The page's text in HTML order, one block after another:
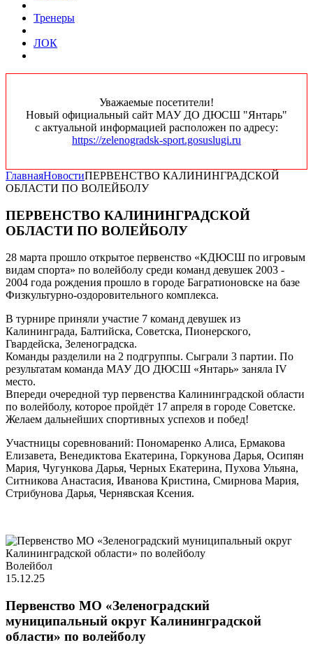
Тренеры
ЛОК
Уважаемые посетители!
Новый официальный сайт МАУ ДО ДЮСШ "Янтарь"
с актуальной информацией расположен по адресу:
https://zelenogradsk-sport.gosuslugi.ru
ГлавнаяНовостиПЕРВЕНСТВО КАЛИНИНГРАДСКОЙ
ОБЛАСТИ ПО ВОЛЕЙБОЛУ
ПЕРВЕНСТВО КАЛИНИНГРАДСКОЙ
ОБЛАСТИ ПО ВОЛЕЙБОЛУ
28 марта прошло открытое первенство «КДЮСШ по игровым
видам спорта» по волейболу среди команд девушек 2003 -
2004 года рождения прошло в городе Багратионовске на базе
Физкультурно-оздоровительного комплекса.
В турнире приняли участие 7 команд девушек из
Калининграда, Балтийска, Советска, Пионерского,
Гвардейска, Зеленоградска.
Команды разделили на 2 подгруппы. Сыграли 3 партии. По
результатам команда МАУ ДО ДЮСШ «Янтарь» заняла IV
место.
Впереди очередной тур первенства Калининградской области
по волейболу, которое пройдёт 17 апреля в городе Советске.
Желаем дальнейших спортивных успехов и побед!
Участницы соревнований: Пономаренко Алиса, Ермакова
Елизавета, Венедиктова Екатерина, Горкунова Дарья, Осипян
Мария, Чугункова Дарья, Черных Екатерина, Пухова Ульяна,
Ситникова Анастасия, Иванова Кристина, Смирнова Мария,
Стрибунова Дарья, Чернявская Ксения.
Волейбол
15.12.25
Первенство МО «Зеленоградский
муниципальный округ Калининградской
области» по волейболу